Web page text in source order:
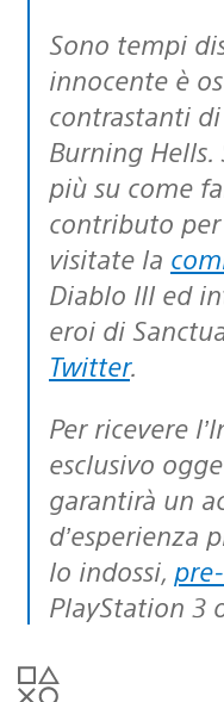
Sono tempi disperati e gente
innocente è
contrastanti
Burning Hells.
più su come
contributo per
visitate la
Diablo III ed
eroi di
Twitter.
Per ricevere l’Infernal Helm, un
esclusivo
garantirà un
d’esperienza
lo indossi,
PlayStation 3